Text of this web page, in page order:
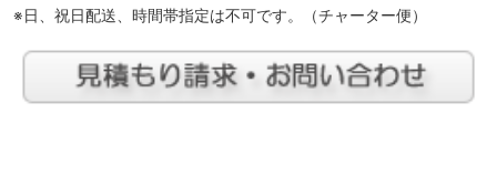
※日、祝日配送、時間帯指定は不可です。（チャーター便）